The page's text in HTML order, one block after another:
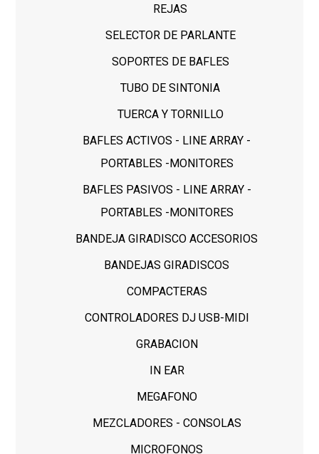
REJAS
SELECTOR DE PARLANTE
SOPORTES DE BAFLES
TUBO DE SINTONIA
TUERCA Y TORNILLO
BAFLES ACTIVOS - LINE ARRAY -
PORTABLES -MONITORES
BAFLES PASIVOS - LINE ARRAY -
PORTABLES -MONITORES
BANDEJA GIRADISCO ACCESORIOS
BANDEJAS GIRADISCOS
COMPACTERAS
CONTROLADORES DJ USB-MIDI
GRABACION
IN EAR
MEGAFONO
MEZCLADORES - CONSOLAS
MICROFONOS